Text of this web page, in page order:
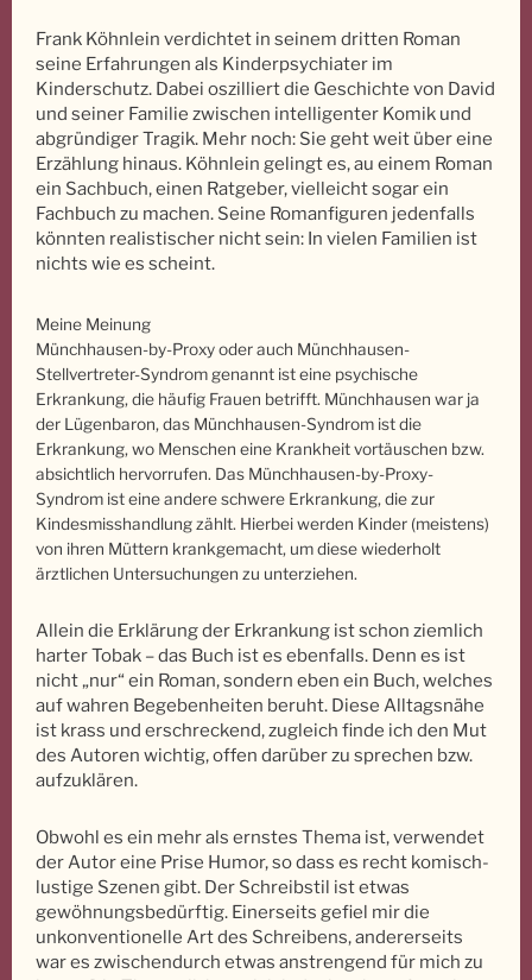
Frank Köhnlein verdichtet in seinem dritten Roman
seine Erfahrungen als Kinderpsychiater im
Kinderschutz. Dabei oszilliert die Geschichte von David
und seiner Familie zwischen intelligenter Komik und
abgründiger Tragik. Mehr noch: Sie geht weit über eine
Erzählung hinaus. Köhnlein gelingt es, au einem Roman
ein Sachbuch, einen Ratgeber, vielleicht sogar ein
Fachbuch zu machen. Seine Romanfiguren jedenfalls
könnten realistischer nicht sein: In vielen Familien ist
nichts wie es scheint.
Meine Meinung
Münchhausen-by-Proxy oder auch Münchhausen-
Stellvertreter-Syndrom genannt ist eine psychische
Erkrankung, die häufig Frauen betrifft. Münchhausen war ja
der Lügenbaron, das Münchhausen-Syndrom ist die
Erkrankung, wo Menschen eine Krankheit vortäuschen bzw.
absichtlich hervorrufen. Das Münchhausen-by-Proxy-
Syndrom ist eine andere schwere Erkrankung, die zur
Kindesmisshandlung zählt. Hierbei werden Kinder (meistens)
von ihren Müttern krankgemacht, um diese wiederholt
ärztlichen Untersuchungen zu unterziehen.
Allein die Erklärung der Erkrankung ist schon ziemlich
harter Tobak – das Buch ist es ebenfalls. Denn es ist
nicht „nur“ ein Roman, sondern eben ein Buch, welches
auf wahren Begebenheiten beruht. Diese Alltagsnähe
ist krass und erschreckend, zugleich finde ich den Mut
des Autoren wichtig, offen darüber zu sprechen bzw.
aufzuklären.
Obwohl es ein mehr als ernstes Thema ist, verwendet
der Autor eine Prise Humor, so dass es recht komisch-
lustige Szenen gibt. Der Schreibstil ist etwas
gewöhnungsbedürftig. Einerseits gefiel mir die
unkonventionelle Art des Schreibens, andererseits
war es zwischendurch etwas anstrengend für mich zu